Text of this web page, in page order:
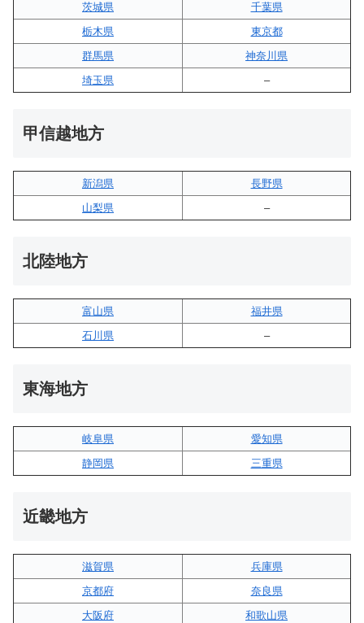
茨城県
千葉県
栃木県
東京都
群馬県
神奈川県
埼玉県
–
甲信越地方
新潟県
長野県
山梨県
–
北陸地方
富山県
福井県
石川県
–
東海地方
岐阜県
愛知県
静岡県
三重県
近畿地方
滋賀県
兵庫県
京都府
奈良県
大阪府
和歌山県